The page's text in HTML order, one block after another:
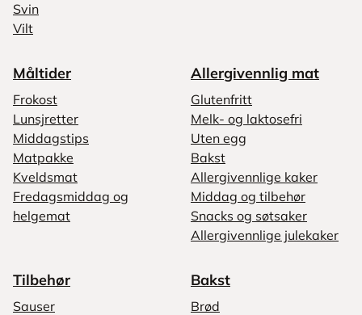
Svin
Vilt
Måltider
Frokost
Lunsjretter
Middagstips
Matpakke
Kveldsmat
Fredagsmiddag og
helgemat
Allergivennlig mat
Glutenfritt
Melk- og laktosefri
Uten egg
Bakst
Allergivennlige kaker
Middag og tilbehør
Snacks og søtsaker
Allergivennlige julekaker
Tilbehør
Sauser
Bakst
Brød